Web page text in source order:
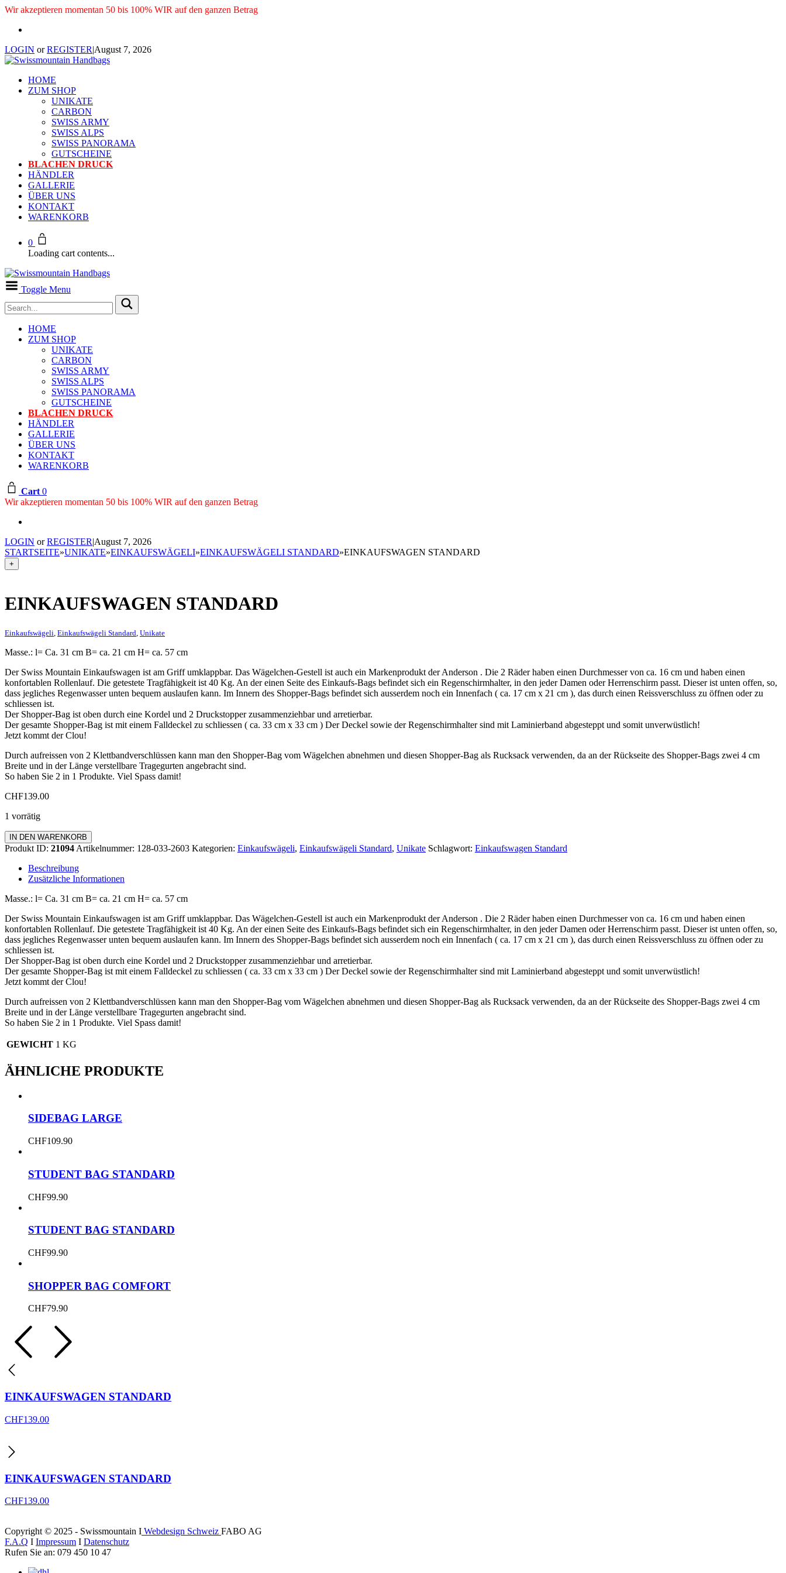
Wir akzeptieren momentan 50 bis 100% WIR auf den ganzen Betrag
LOGIN orREGISTER|August 7, 2026
HOME
ZUM SHOP
UNIKATE
CARBON
SWISS ARMY
SWISS ALPS
SWISS PANORAMA
GUTSCHEINE
BLACHEN DRUCK
HÄNDLER
GALLERIE
ÜBER UNS
KONTAKT
WARENKORB
0
Loading cart contents...
Toggle Menu
HOME
ZUM SHOP
UNIKATE
CARBON
SWISS ARMY
SWISS ALPS
SWISS PANORAMA
GUTSCHEINE
BLACHEN DRUCK
HÄNDLER
GALLERIE
ÜBER UNS
KONTAKT
WARENKORB
Cart 0
Wir akzeptieren momentan 50 bis 100% WIR auf den ganzen Betrag
LOGIN orREGISTER|August 7, 2026
STARTSEITE»UNIKATE»EINKAUFSWÄGELI»EINKAUFSWÄGELI STANDARD»EINKAUFSWAGEN STANDARD
+
EINKAUFSWAGEN STANDARD
Einkaufswägeli Einkaufswägeli Standard Unikate
Masse.: l= Ca. 31 cm B= ca. 21 cm H= ca. 57 cm
Der Swiss Mountain Einkaufswagen ist am Griff umklappbar. Das Wägelchen-Gestell ist auch ein Markenprodukt der Anderson . Die 2 Räder haben einen Durchmesser von ca. 16 cm und haben einen
konfortablen Rollenlauf. Die getestete Tragfähigkeit ist 40 Kg. An der einen Seite des Einkaufs-Bags befindet sich ein Regenschirmhalter, in den jeder Damen oder Herrenschirm passt. Dieser ist unten offen, so,
dass jegliches Regenwasser unten bequem auslaufen kann. Im Innern des Shopper-Bags befindet sich ausserdem noch ein Innenfach ( ca. 17 cm x 21 cm ), das durch einen Reissverschluss zu öffnen oder zu
schliessen ist.
Der Shopper-Bag ist oben durch eine Kordel und 2 Druckstopper zusammenziehbar und arretierbar.
Der gesamte Shopper-Bag ist mit einem Falldeckel zu schliessen ( ca. 33 cm x 33 cm ) Der Deckel sowie der Regenschirmhalter sind mit Laminierband abgesteppt und somit unverwüstlich!
Jetzt kommt der Clou!
Durch aufreissen von 2 Klettbandverschlüssen kann man den Shopper-Bag vom Wägelchen abnehmen und diesen Shopper-Bag als Rucksack verwenden, da an der Rückseite des Shopper-Bags zwei 4 cm
Breite und in der Länge verstellbare Tragegurten angebracht sind.
So haben Sie 2 in 1 Produkte. Viel Spass damit!
CHF139.00
1 vorrätig
Einkaufswagen
Standard
IN DEN WARENKORB
Produkt ID: 21094 Artikelnummer: 128-033-2603 Kategorien: Einkaufswägeli, Einkaufswägeli Standard, Unikate Schlagwort: Einkaufswagen Standard
Beschreibung
Zusätzliche Informationen
Masse.: l= Ca. 31 cm B= ca. 21 cm H= ca. 57 cm
Der Swiss Mountain Einkaufswagen ist am Griff umklappbar. Das Wägelchen-Gestell ist auch ein Markenprodukt der Anderson . Die 2 Räder haben einen Durchmesser von ca. 16 cm und haben einen
konfortablen Rollenlauf. Die getestete Tragfähigkeit ist 40 Kg. An der einen Seite des Einkaufs-Bags befindet sich ein Regenschirmhalter, in den jeder Damen oder Herrenschirm passt. Dieser ist unten offen, so,
dass jegliches Regenwasser unten bequem auslaufen kann. Im Innern des Shopper-Bags befindet sich ausserdem noch ein Innenfach ( ca. 17 cm x 21 cm ), das durch einen Reissverschluss zu öffnen oder zu
schliessen ist.
Der Shopper-Bag ist oben durch eine Kordel und 2 Druckstopper zusammenziehbar und arretierbar.
Der gesamte Shopper-Bag ist mit einem Falldeckel zu schliessen ( ca. 33 cm x 33 cm ) Der Deckel sowie der Regenschirmhalter sind mit Laminierband abgesteppt und somit unverwüstlich!
Jetzt kommt der Clou!
Durch aufreissen von 2 Klettbandverschlüssen kann man den Shopper-Bag vom Wägelchen abnehmen und diesen Shopper-Bag als Rucksack verwenden, da an der Rückseite des Shopper-Bags zwei 4 cm
Breite und in der Länge verstellbare Tragegurten angebracht sind.
So haben Sie 2 in 1 Produkte. Viel Spass damit!
GEWICHT 1 KG
ÄHNLICHE PRODUKTE
SIDEBAG LARGE
CHF109.90
STUDENT BAG STANDARD
CHF99.90
STUDENT BAG STANDARD
CHF99.90
SHOPPER BAG COMFORT
CHF79.90
EINKAUFSWAGEN STANDARD
CHF139.00
EINKAUFSWAGEN STANDARD
CHF139.00
Copyright © 2025 - Swissmountain I Webdesign Schweiz FABO AG
F.A.Q I Impressum I Datenschutz
Rufen Sie an: 079 450 10 47